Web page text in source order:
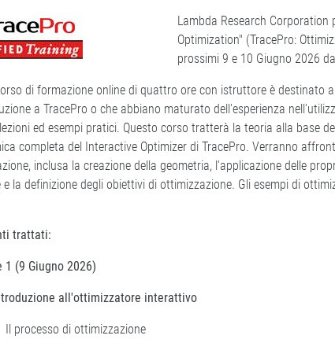
Lambda Research Corporation
Optimization" (TracePro:
prossimi 9 e 10 Giugno 2026
di formazione online di quattro ore con istruttore è destinato
a TracePro o che abbiano maturato dell'esperienza
ed esempi pratici. Questo corso tratterà la teoria alla base
completa del Interactive Optimizer di TracePro. Verranno
inclusa la creazione della geometria, l'applicazione delle
e la definizione degli obiettivi di ottimizzazione. Gli esempi di
trattati:
1 (9 Giugno 2026)
all'ottimizzatore interattivo
Il processo di ottimizzazione